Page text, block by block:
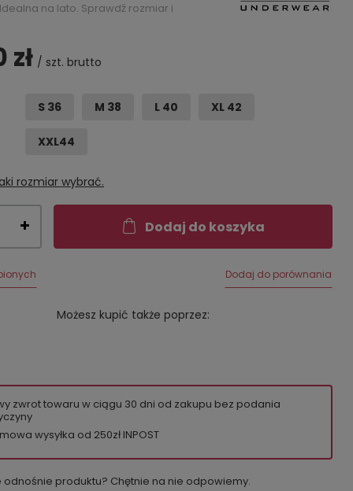
na lato. Sprawdź rozmiar i
zł / szt. brutto
S 36 M 38 L 40 XL 42
XXL44
rozmiar wybrać.
Dodaj do koszyka
Dodaj do porównania
Możesz kupić także poprzez:
zwrot towaru w ciągu 30 dni od zakupu bez podania
wysyłka od 250zł INPOST
odnośnie produktu? Chętnie na nie odpowiemy.